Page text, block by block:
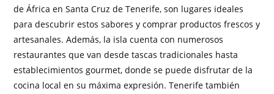
de África en Santa Cruz de Tenerife, son lugares ideales
para descubrir estos sabores y comprar productos frescos y
artesanales. Además, la isla cuenta con numerosos
restaurantes que van desde tascas tradicionales hasta
establecimientos gourmet, donde se puede disfrutar de la
cocina local en su máxima expresión. Tenerife también